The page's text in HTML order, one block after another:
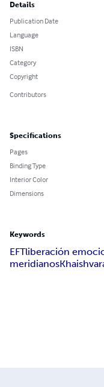
Details
Publication Date
Language
ISBN
Category
Copyright
Contributors
Specifications
Pages
Binding Type
Interior Color
Dimensions
Keywords
EFTliberación
meridianos